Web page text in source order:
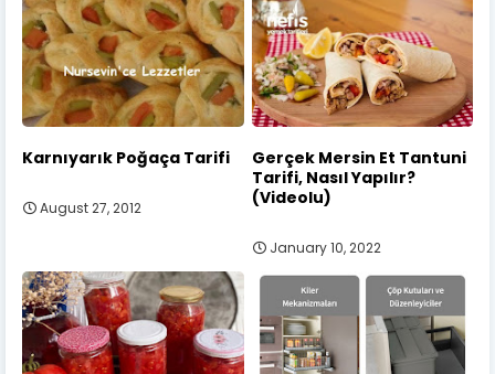
Karnıyarık Poğaça Tarifi
August 27, 2012
Gerçek Mersin Et Tantuni
Tarifi, Nasıl Yapılır?
(Videolu)
January 10, 2022